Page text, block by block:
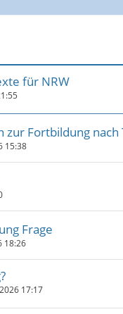
für NRW
Fortbildung nach
15:38
Frage
18:26
17:17